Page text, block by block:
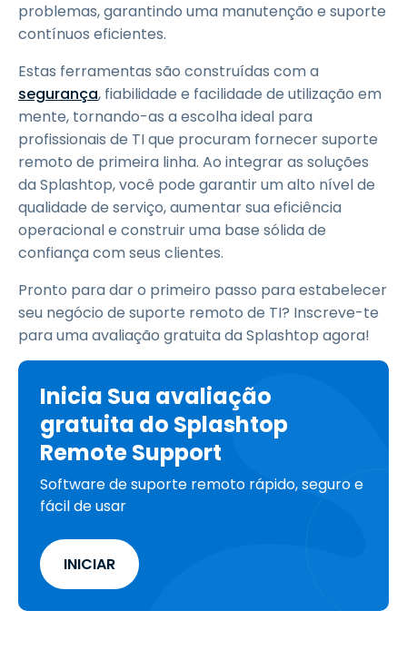
problemas, garantindo uma manutenção e suporte
contínuos eficientes.
Estas ferramentas são construídas com a
segurança, fiabilidade e facilidade de utilização em
mente, tornando-as a escolha ideal para
profissionais de TI que procuram fornecer suporte
remoto de primeira linha. Ao integrar as soluções
da Splashtop, você pode garantir um alto nível de
qualidade de serviço, aumentar sua eficiência
operacional e construir uma base sólida de
confiança com seus clientes.
Pronto para dar o primeiro passo para estabelecer
seu negócio de suporte remoto de TI? Inscreve-te
para uma avaliação gratuita da Splashtop agora!
Inicia Sua avaliação
gratuita do Splashtop
Remote Support
Software de suporte remoto rápido, seguro e
fácil de usar
INICIAR